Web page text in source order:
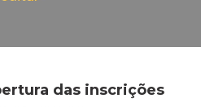
das inscrições